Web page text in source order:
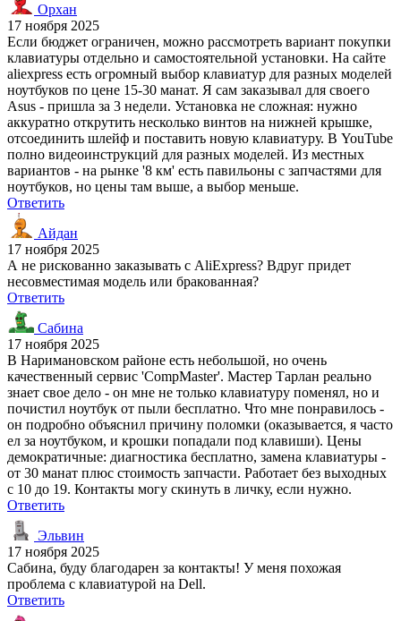
Орхан
17 ноября 2025
Если бюджет ограничен, можно рассмотреть вариант покупки
клавиатуры отдельно и самостоятельной установки. На сайте
aliexpress есть огромный выбор клавиатур для разных моделей
ноутбуков по цене 15-30 манат. Я сам заказывал для своего
Asus - пришла за 3 недели. Установка не сложная: нужно
аккуратно открутить несколько винтов на нижней крышке,
отсоединить шлейф и поставить новую клавиатуру. В YouTube
полно видеоинструкций для разных моделей. Из местных
вариантов - на рынке '8 км' есть павильоны с запчастями для
ноутбуков, но цены там выше, а выбор меньше.
Ответить
Айдан
17 ноября 2025
А не рискованно заказывать с AliExpress? Вдруг придет
несовместимая модель или бракованная?
Ответить
Сабина
17 ноября 2025
В Наримановском районе есть небольшой, но очень
качественный сервис 'CompMaster'. Мастер Тарлан реально
знает свое дело - он мне не только клавиатуру поменял, но и
почистил ноутбук от пыли бесплатно. Что мне понравилось -
он подробно объяснил причину поломки (оказывается, я часто
ел за ноутбуком, и крошки попадали под клавиши). Цены
демократичные: диагностика бесплатно, замена клавиатуры -
от 30 манат плюс стоимость запчасти. Работает без выходных
с 10 до 19. Контакты могу скинуть в личку, если нужно.
Ответить
Эльвин
17 ноября 2025
Сабина, буду благодарен за контакты! У меня похожая
проблема с клавиатурой на Dell.
Ответить